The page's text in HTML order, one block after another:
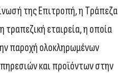
της Επιτροπή, η Tράπεζα
τραπεζική εταιρεία, η οποία
παροχή ολοκληρωμένων
και προϊόντων στην